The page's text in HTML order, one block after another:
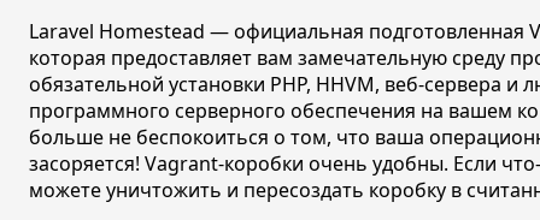
Laravel Homestead — официальная подготовленная
которая предоставляет вам замечательную среду
обязательной установки PHP, HHVM, веб-сервера и
программного серверного обеспечения на вашем
больше не беспокоиться о том, что ваша
засоряется! Vagrant-коробки очень удобны. Если
можете уничтожить и пересоздать коробку в